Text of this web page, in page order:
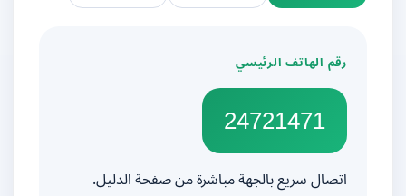
رقم الهاتف الرئيسي
24721471
اتصال سريع بالجهة مباشرة من صفحة الدليل.